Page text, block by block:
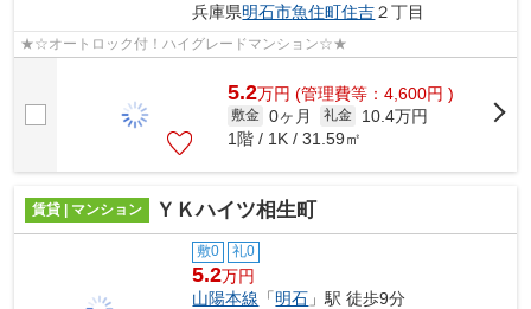
兵庫県明石市魚住町住吉２丁目
★☆オートロック付！ハイグレードマンション☆★
5.2万円 (管理費等：4,600円 )
敷金 0ヶ月 礼金
10.4万円
1階 / 1K / 31.59㎡
賃貸 | マンション ＹＫハイツ相生町
敷0 礼0
5.2万円
山陽本線 「明石 」駅 徒歩9分